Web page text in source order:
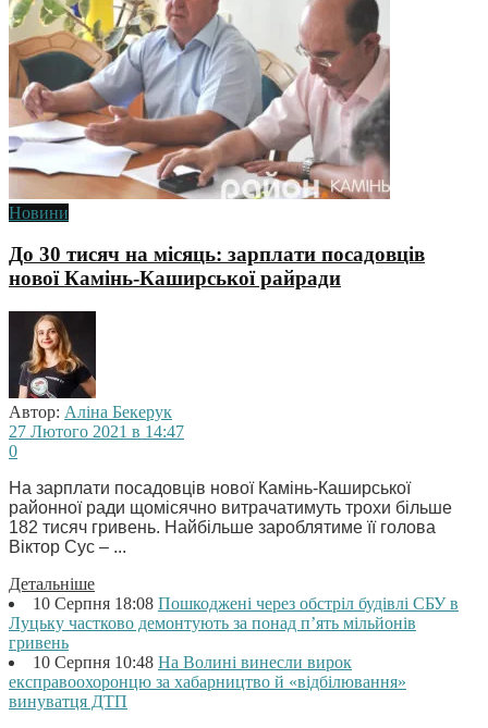
Новини
До 30 тисяч на місяць: зарплати посадовців
нової Камінь-Каширської райради
Автор: Аліна Бекерук
27 Лютого 2021 в 14:47
0
На зарплати посадовців нової Камінь-Каширської
районної ради щомісячно витрачатимуть трохи більше
182 тисяч гривень. Найбільше зароблятиме її голова
Віктор Сус – ...
Детальніше
10 Серпня 18:08 Пошкоджені через обстріл будівлі СБУ в
Луцьку частково демонтують за понад п’ять мільйонів
гривень
10 Серпня 10:48 На Волині винесли вирок
експравоохоронцю за хабарництво й «відбілювання»
винуватця ДТП